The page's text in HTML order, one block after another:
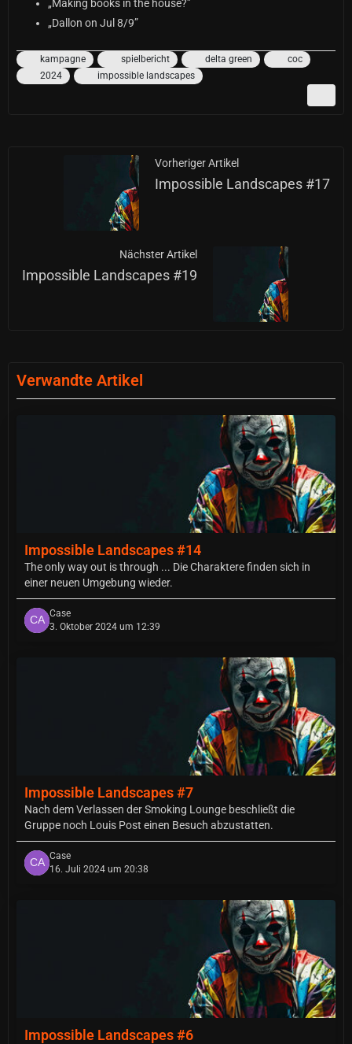
„Making books in the house?”
„Dallon on Jul 8/9”
kampagne spielbericht delta green
coc
2024
impossible landscapes
Vorheriger Artikel
Impossible Landscapes #17
Nächster Artikel
Impossible Landscapes #19
Verwandte Artikel
Impossible Landscapes #14
The only way out is through ... Die Charaktere finden sich in
einer neuen Umgebung wieder.
Case
3. Oktober 2024 um 12:39
Impossible Landscapes #7
Nach dem Verlassen der Smoking Lounge beschließt die
Gruppe noch Louis Post einen Besuch abzustatten.
Case
16. Juli 2024 um 20:38
Impossible Landscapes #6